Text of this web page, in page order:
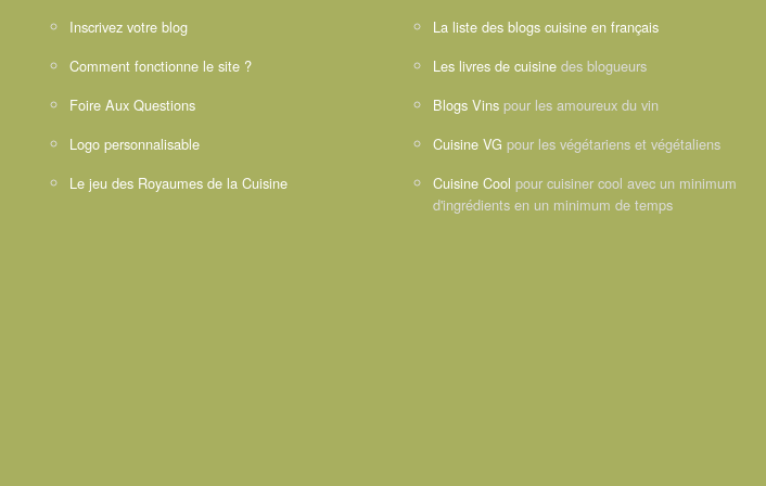
Inscrivez votre blog
Comment fonctionne le site ?
Foire Aux Questions
Logo personnalisable
Le jeu des Royaumes de la Cuisine
La liste des blogs cuisine en français
Les livres de cuisine des blogueurs
Blogs Vins pour les amoureux du vin
Cuisine VG pour les végétariens et végétaliens
Cuisine Cool pour cuisiner cool avec un minimum
d'ingrédients en un minimum de temps